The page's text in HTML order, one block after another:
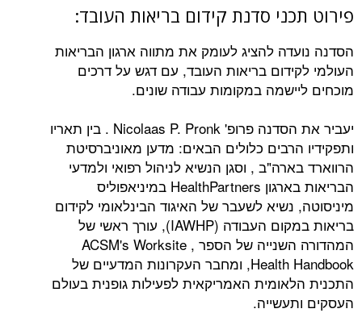
סדנת קידום בריאות העובד:
להציג לעומק את מתווה ארגון הבריאות
בריאות העובד, עם דגש על דרכים
במקומות עבודה שונים.
יעביר את הסדנה פרופ' Nicolaas P. Pronk . בין תאריו
כלולים הבאים: מדען מאוניברסיטת
, וסגן הנשיא לניהול רפואי ולמדעי
הבריאות בארגון HealthPartners במיניאפוליס
נשיא לשעבר של האיגוד הבינלאומי לקידום
בריאות במקום העבודה (IAWHP), עורך ראשי של
המהדורה השנייה של הספר , ACSM's Worksite
Health Handbook, ומחבר העקרונות המדעיים של
האמריקאית לפעילות גופנית בעולם